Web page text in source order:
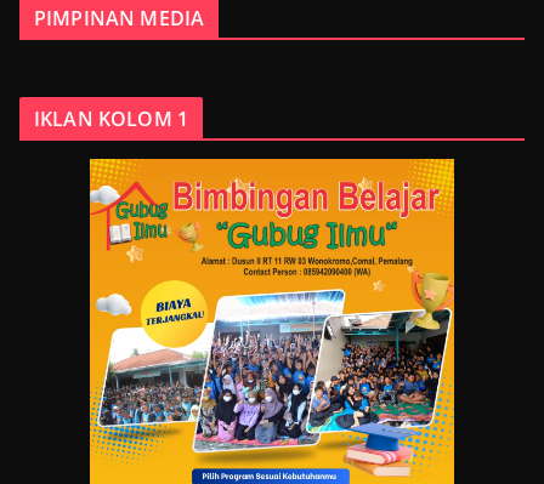
PIMPINAN MEDIA
IKLAN KOLOM 1